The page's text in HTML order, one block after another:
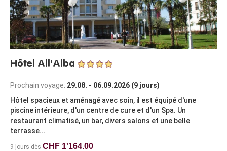
Hôtel All'Alba
Prochain voyage: 29.08. - 06.09.2026 (9 jours)
Hôtel spacieux et aménagé avec soin, il est équipé d'une
piscine intérieure, d'un centre de cure et d'un Spa. Un
restaurant climatisé, un bar, divers salons et une belle
terrasse...
9 jours dès CHF 1'164.00